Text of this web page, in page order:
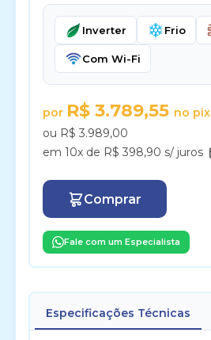
Inverter Frio
Com Wi-Fi
por R$ 3.789,55 no pix
ou R$ 3.989,00
em 10x de R$ 398,90 s/ juros
Comprar
Fale com um Especialista
Especificações Técnicas